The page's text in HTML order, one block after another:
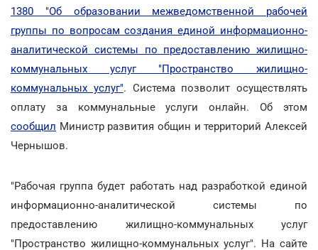
1380 "Об образовании межведомственной рабочей
группы по вопросам создания единой информационно-
аналитической системы по предоставлению жилищно-
коммунальных услуг "Пространство жилищно-
коммунальных услуг". Система позволит осуществлять
оплату за коммунальные услуги онлайн. Об этом
сообщил Министр развития общин и территорий Алексей
Чернышов.
"Рабочая группа будет работать над разработкой единой
информационно-аналитической системы по
предоставлению жилищно-коммунальных услуг
"Пространство жилищно-коммунальных услуг". На сайте